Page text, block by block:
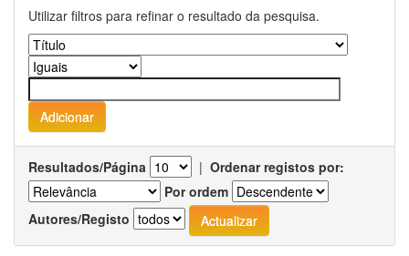
Utilizar filtros para refinar o resultado da pesquisa.
Resultados/Página | Ordenar registos por:
Por ordem
Autores/Registo